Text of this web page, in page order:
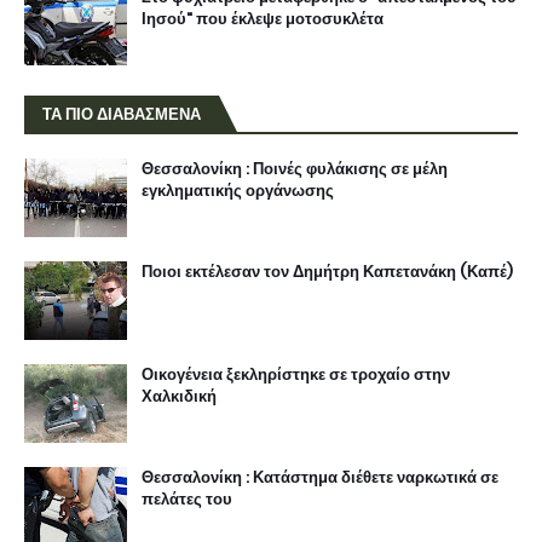
Ιησού" που έκλεψε μοτοσυκλέτα
ΤΑ ΠΙΟ ΔΙΑΒΑΣΜΕΝΑ
Θεσσαλονίκη : Ποινές φυλάκισης σε μέλη
εγκληματικής οργάνωσης
Ποιοι εκτέλεσαν τον Δημήτρη Καπετανάκη (Καπέ)
Οικογένεια ξεκληρίστηκε σε τροχαίο στην
Χαλκιδική
Θεσσαλονίκη : Κατάστημα διέθετε ναρκωτικά σε
πελάτες του